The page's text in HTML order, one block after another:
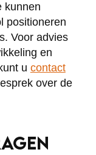
kunnen
positioneren
Voor advies
en
u contact
over de